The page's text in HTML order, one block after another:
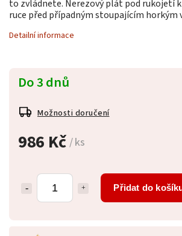
986 Kč / ks
Přidat do
Do 3 dnů
Možnosti doručení
to zvládnete. Nerezový plát pod rukojetí
ruce před případným stoupajícím horkým
Detailní informace